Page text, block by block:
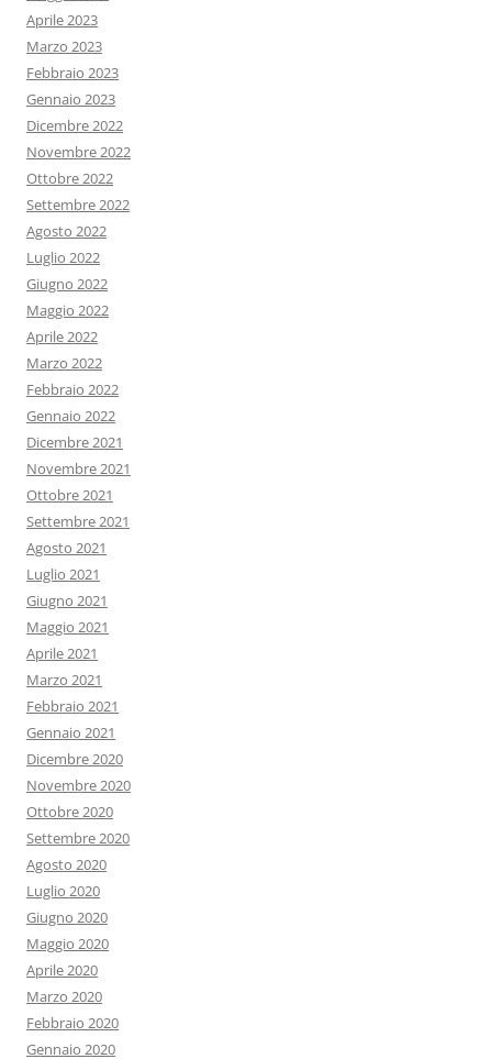
Aprile 2023
Marzo 2023
Febbraio 2023
Gennaio 2023
Dicembre 2022
Novembre 2022
Ottobre 2022
Settembre 2022
Agosto 2022
Luglio 2022
Giugno 2022
Maggio 2022
Aprile 2022
Marzo 2022
Febbraio 2022
Gennaio 2022
Dicembre 2021
Novembre 2021
Ottobre 2021
Settembre 2021
Agosto 2021
Luglio 2021
Giugno 2021
Maggio 2021
Aprile 2021
Marzo 2021
Febbraio 2021
Gennaio 2021
Dicembre 2020
Novembre 2020
Ottobre 2020
Settembre 2020
Agosto 2020
Luglio 2020
Giugno 2020
Maggio 2020
Aprile 2020
Marzo 2020
Febbraio 2020
Gennaio 2020